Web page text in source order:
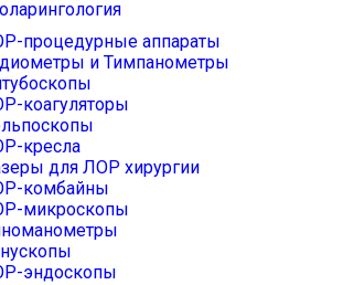
процедурные аппараты
и Тимпанометры
коагуляторы
кресла
для ЛОР хирургии
комбайны
микроскопы
эндоскопы